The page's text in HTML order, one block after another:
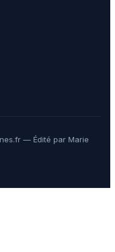
— Édité par Marie